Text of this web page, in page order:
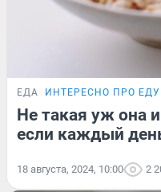
ЕДА ИНТЕРЕСНО ПРО ЕДУ
Не такая уж она
если каждый
18 августа, 2024, 10:00 2